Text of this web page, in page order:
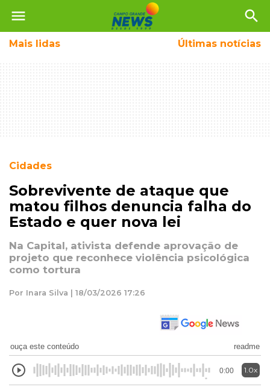
menu search
Mais lidas Últimas notícias
Cidades
Sobrevivente de ataque que
matou filhos denuncia falha do
Estado e quer nova lei
Na Capital, ativista defende aprovação de
projeto que reconhece violência psicológica
como tortura
Por Inara Silva | 18/03/2026 17:26
ouça este conteúdo readme
0:00 1.0x